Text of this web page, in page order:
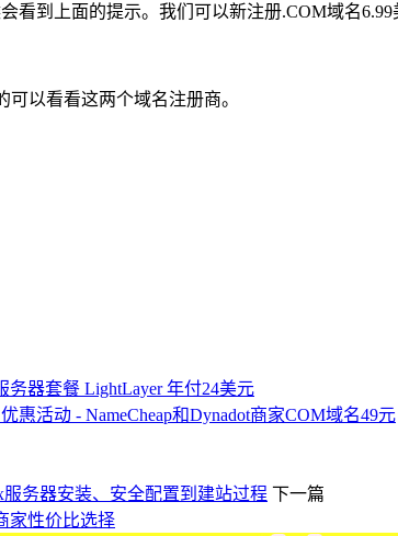
看到上面的提示。我们可以新注册.COM域名
以看看这两个域名注册商。
务器套餐 LightLayer 年付24美元
惠活动 - NameCheap和Dynadot商家COM域名49元
务器安装、安全配置到建站过程 下一篇
家性价比选择